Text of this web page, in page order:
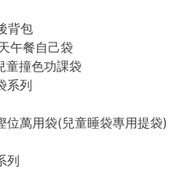
背包
午餐自己袋
童撞色功課袋
系列
位萬用袋(兒童睡袋專用提袋)
列